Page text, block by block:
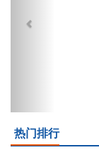
热门排行